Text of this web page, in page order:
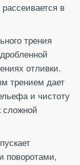
в
трения
отливки.
трением дает
и чистоту
сложной
поворотами,